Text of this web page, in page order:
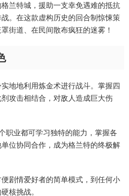
兰特城，援助一支幸免遇难的抵抗
。在这款虚构历史的回合制惊悚策
街道、在民间散布疯狂的迷雾！
地地利用炼金术进行战斗。掌握四
攻击相结合，对敌人造成巨大伤
职业都可学习独特的能力，掌握各
位协同合作，成为格兰特的终极解
剧情爱好者的简单模式，到任何小
核挑战。